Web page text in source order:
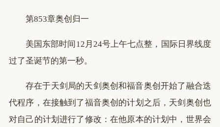
第853章奥创归一
美国东部时间12月24号上午七点整，国际日界线度
过了圣诞节的第一秒。
存在于天剑局的天剑奥创和福音奥创开始了融合迭
代程序，在接触到了福音奥创的计划之后，天剑奥创也
对自己的计划进行了修改：在他原本的计划中，世界会